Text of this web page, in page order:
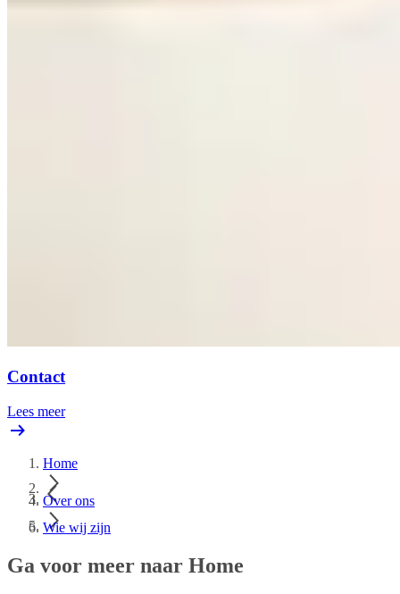
Contact
Lees meer
Home
Over ons
Wie wij zijn
Ga voor meer naar Home